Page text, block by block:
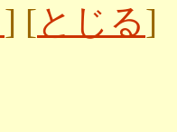
] [とじる]